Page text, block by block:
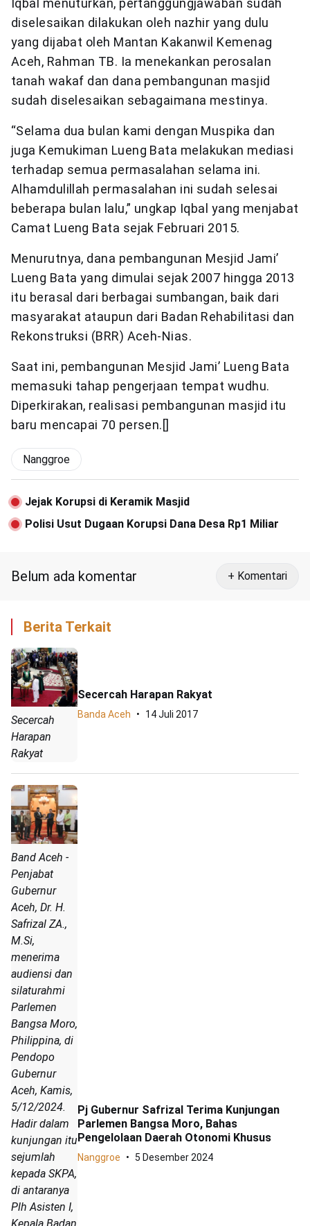
diselesaikan dilakukan oleh nazhir yang dulu
yang dijabat oleh Mantan Kakanwil Kemenag
Aceh, Rahman TB. Ia menekankan perosalan
tanah wakaf dan dana pembangunan masjid
sudah diselesaikan sebagaimana mestinya.
“Selama dua bulan kami dengan Muspika dan
juga Kemukiman Lueng Bata melakukan mediasi
terhadap semua permasalahan selama ini.
Alhamdulillah permasalahan ini sudah selesai
beberapa bulan lalu,” ungkap Iqbal yang menjabat
Camat Lueng Bata sejak Februari 2015.
Menurutnya, dana pembangunan Mesjid Jami’
Lueng Bata yang dimulai sejak 2007 hingga 2013
itu berasal dari berbagai sumbangan, baik dari
masyarakat ataupun dari Badan Rehabilitasi dan
Rekonstruksi (BRR) Aceh-Nias.
Saat ini, pembangunan Mesjid Jami’ Lueng Bata
memasuki tahap pengerjaan tempat wudhu.
Diperkirakan, realisasi pembangunan masjid itu
baru mencapai 70 persen.[]
Nanggroe
Jejak Korupsi di Keramik Masjid
Polisi Usut Dugaan Korupsi Dana Desa Rp1 Miliar
Belum ada komentar + Komentari
Berita Terkait
Secercah
Harapan
Rakyat
Secercah Harapan Rakyat
Banda Aceh 14 Juli 2017
Band Aceh -
Penjabat
Gubernur
Aceh, Dr. H.
Safrizal ZA.,
M.Si,
menerima
audiensi dan
silaturahmi
Parlemen
Bangsa Moro,
Philippina, di
Pendopo
Gubernur
Aceh, Kamis,
5/12/2024.
Hadir dalam
kunjungan itu
sejumlah
kepada SKPA,
di antaranya
Plh Asisten I,
Pj Gubernur Safrizal Terima Kunjungan
Parlemen Bangsa Moro, Bahas
Pengelolaan Daerah Otonomi Khusus
Nanggroe 5 Desember 2024